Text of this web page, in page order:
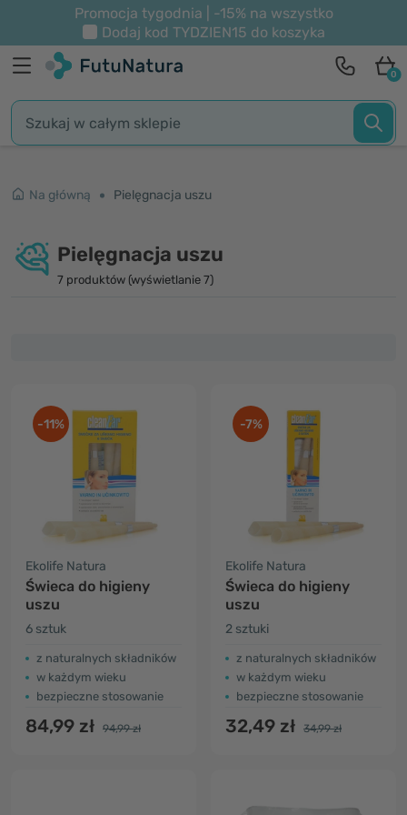
Promocja tygodnia | -15% na wszystko
Dodaj kod TYDZIEN15 do koszyka
0
Na główną Pielęgnacja uszu
Pielęgnacja uszu
7 produktów (wyświetlanie 7)
-11%
Ekolife Natura
Świeca do higieny
uszu
6 sztuk
z naturalnych składników
w każdym wieku
bezpieczne stosowanie
84,99 zł 94,99 zł
-7%
Ekolife Natura
Świeca do higieny
uszu
2 sztuki
z naturalnych składników
w każdym wieku
bezpieczne stosowanie
32,49 zł 34,99 zł